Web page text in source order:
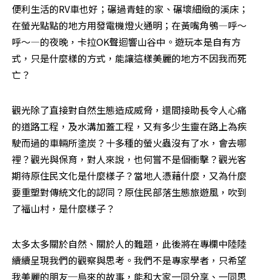
便利生活的RV車也好；碾過青蛙的家、碾壞細緻的溪床；
在螢光點點的地方用發電機燈火通明；在黃嘴角鴞—呼～
呼～—的夜晚，卡拉OK聲迴響山谷中。遊玩本是自有方
式，只是什麼樣的方式，能讓這樣美麗的地方不因我而死
亡？
觀光除了直接對自然生態造成威脅，還間接助長令人心痛
的道路工程，及水溝加蓋工程，又有多少生靈在路上為疾
駛而過的車輛所塗炭？十多種的螢火蟲沒有了水，會去哪
裡？觀光與保育，對人來說，也何嘗不是個衝擊？觀光客
期待原住民文化是什麼樣子？當地人憑藉什麼，又為什麼
要重塑對傳統文化的認同？原住民部落生態旅遊風，吹到
了福山村，是什麼樣子？
太多太多關於自然、關於人的難題，此後將在專欄中陸陸
續續呈現我們的觀察與思考。我們不是專家學者，只希望
我美麗的朋友─烏來的故事，能和大家一同分享、一同思